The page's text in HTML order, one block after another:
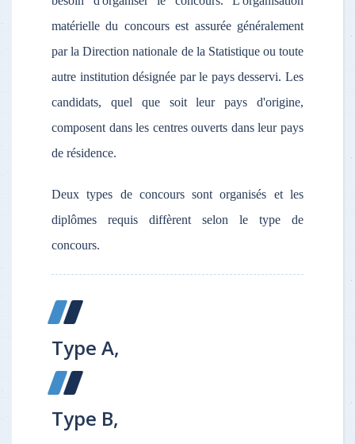
matérielle du concours est assurée généralement
par la Direction nationale de la Statistique ou toute
autre institution désignée par le pays desservi. Les
candidats, quel que soit leur pays d'origine,
composent dans les centres ouverts dans leur pays
de résidence.
Deux types de concours sont organisés et les
diplômes requis diffèrent selon le type de
concours.
Type A,
Type B,